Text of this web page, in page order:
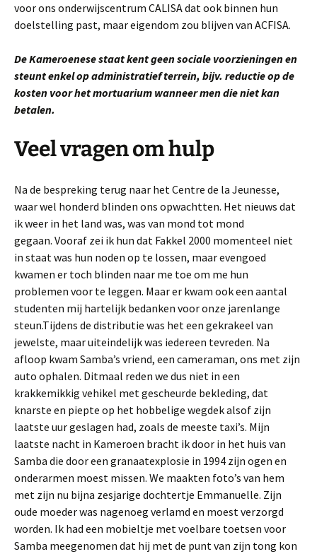
voor ons onderwijscentrum CALISA dat ook binnen hun
doelstelling past, maar eigendom zou blijven van ACFISA.
De Kameroenese staat kent geen sociale voorzieningen en
steunt enkel op administratief terrein, bijv. reductie op de
kosten voor het mortuarium wanneer men die niet kan
betalen.
Veel vragen om hulp
Na de bespreking terug naar het Centre de la Jeunesse,
waar wel honderd blinden ons opwachtten. Het nieuws dat
ik weer in het land was, was van mond tot mond
gegaan. Vooraf zei ik hun dat Fakkel 2000 momenteel niet
in staat was hun noden op te lossen, maar evengoed
kwamen er toch blinden naar me toe om me hun
problemen voor te leggen. Maar er kwam ook een aantal
studenten mij hartelijk bedanken voor onze jarenlange
steun.Tijdens de distributie was het een gekrakeel van
jewelste, maar uiteindelijk was iedereen tevreden. Na
afloop kwam Samba’s vriend, een cameraman, ons met zijn
auto ophalen. Ditmaal reden we dus niet in een
krakkemikkig vehikel met gescheurde bekleding, dat
knarste en piepte op het hobbelige wegdek alsof zijn
laatste uur geslagen had, zoals de meeste taxi’s. Mijn
laatste nacht in Kameroen bracht ik door in het huis van
Samba die door een granaatexplosie in 1994 zijn ogen en
onderarmen moest missen. We maakten foto’s van hem
met zijn nu bijna zesjarige dochtertje Emmanuelle. Zijn
oude moeder was nagenoeg verlamd en moest verzorgd
worden. Ik had een mobieltje met voelbare toetsen voor
Samba meegenomen dat hij met de punt van zijn tong kon